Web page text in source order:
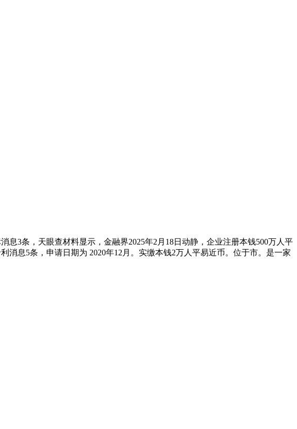
3条，天眼查材料显示，金融界2025年2月18日动静，企业注册本钱500万人平
息5条，申请日期为 2020年12月。实缴本钱2万人平易近币。位于市。是一家